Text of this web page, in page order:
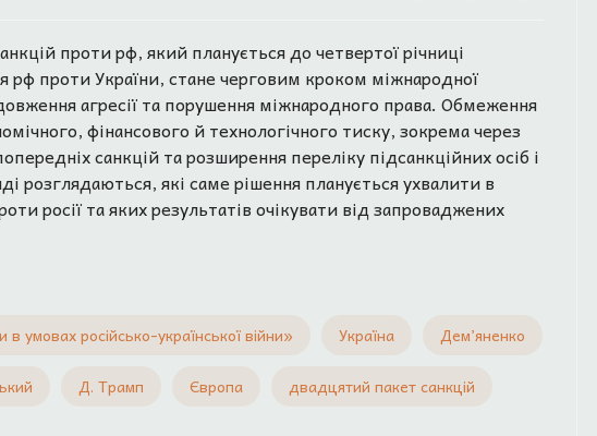
проти рф, який планується до четвертої річниці
рф проти України, стане черговим кроком міжнародної
агресії та порушення міжнародного права. Обмеження
фінансового й технологічного тиску, зокрема через
санкцій та розширення переліку підсанкційних осіб і
розглядаються, які саме рішення планується ухвалити в
росії та яких результатів очікувати від запроваджених
умовах російсько-української війни» Україна Дем’яненко
Д. Трамп Європа двадцятий пакет санкцій